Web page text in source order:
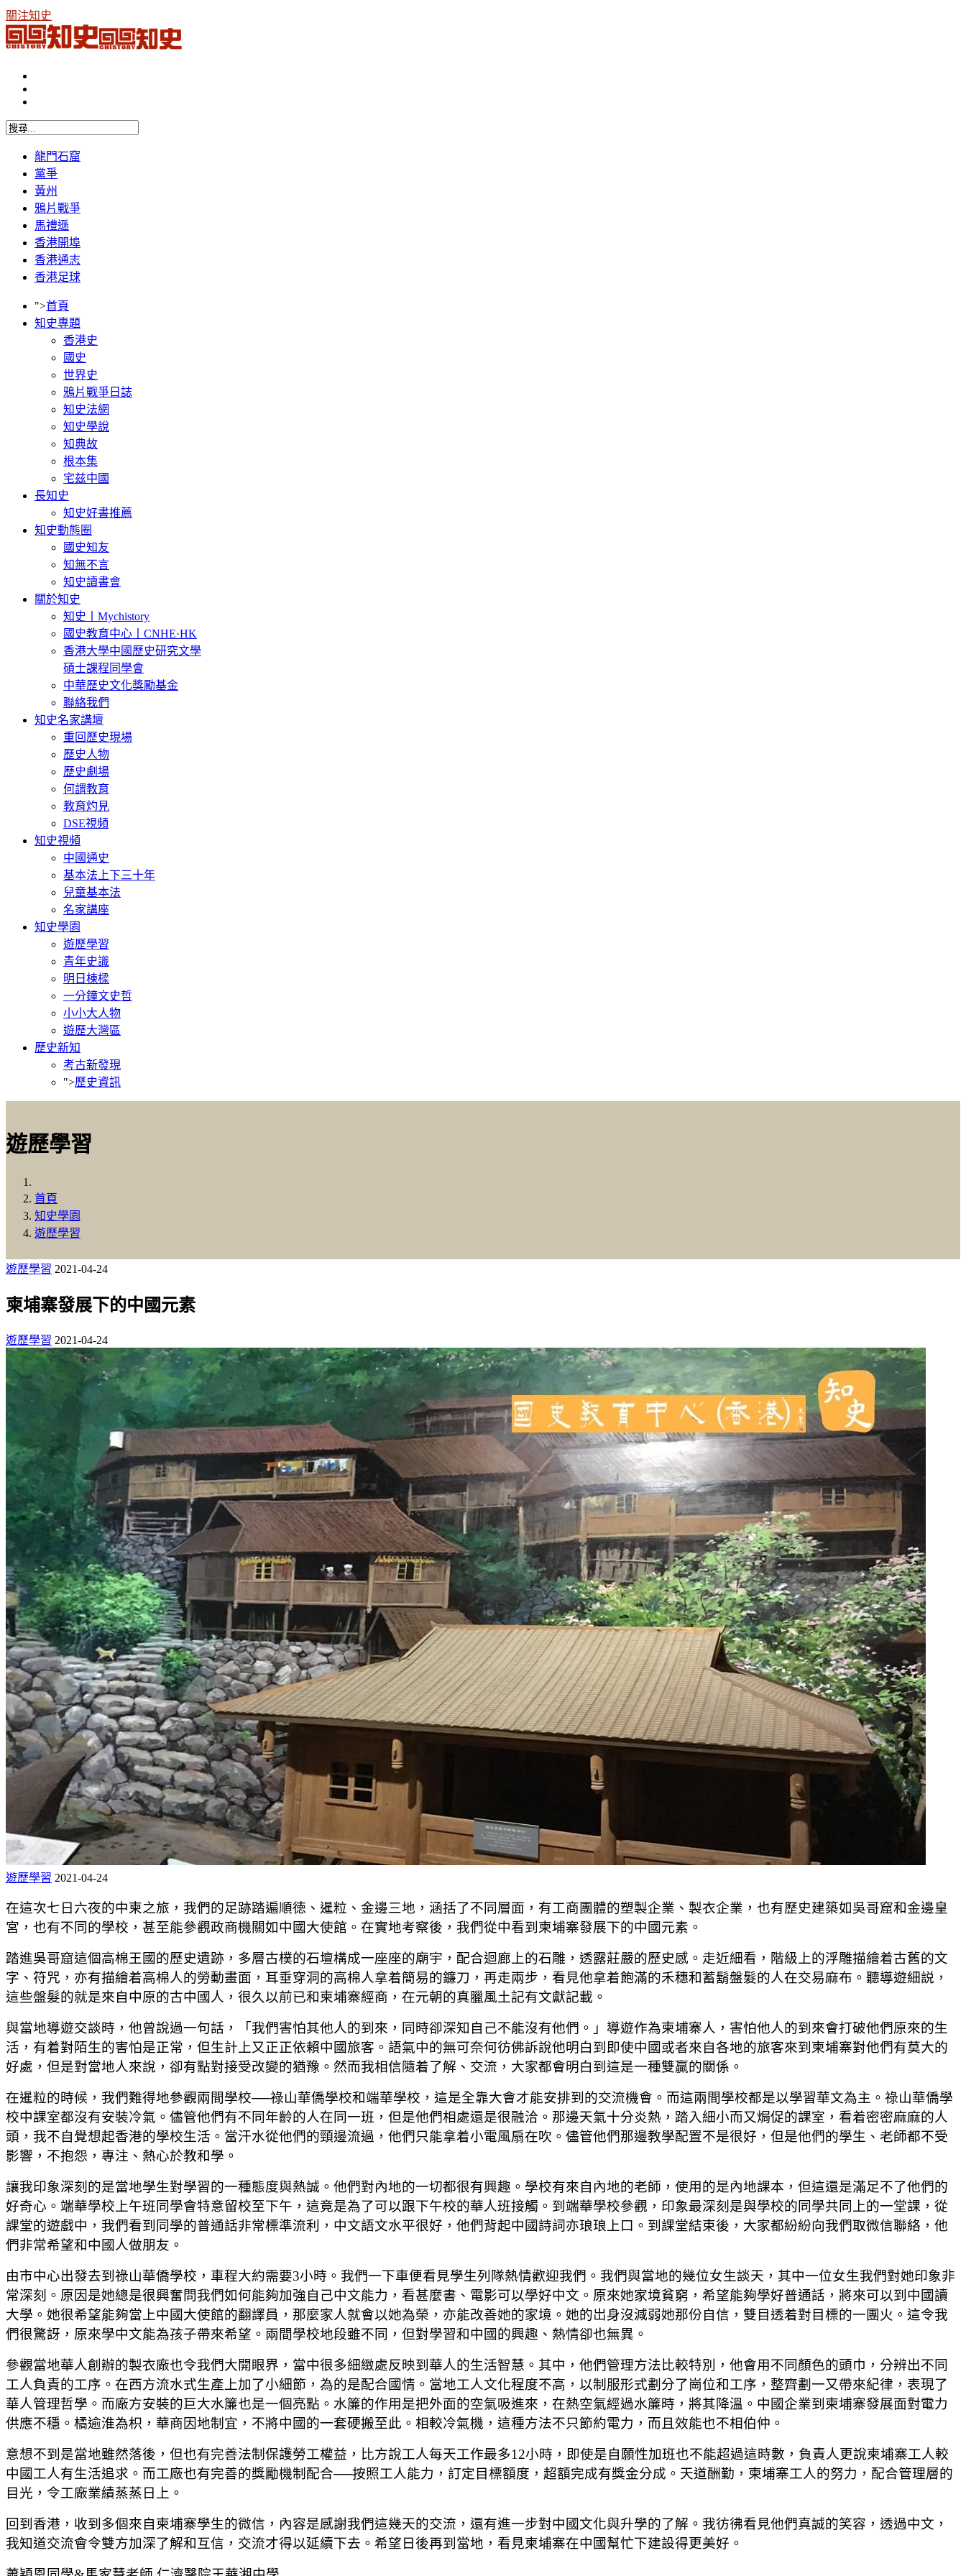
關注知史
龍門石窟
黨爭
黃州
鴉片戰爭
馬禮遜
香港開埠
香港通志
香港足球
">首頁
知史專題
香港史
國史
世界史
鴉片戰爭日誌
知史法網
知史學說
知典故
根本集
宅兹中國
長知史
知史好書推薦
知史動態圈
國史知友
知無不言
知史讀書會
關於知史
知史丨Mychistory
國史教育中心丨CNHE·HK
香港大學中國歷史研究文學
碩士課程同學會
中華歷史文化獎勵基金
聯絡我們
知史名家講壇
重回歷史現場
歷史人物
歷史劇場
何謂教育
教育灼見
DSE視頻
知史視頻
中國通史
基本法上下三十年
兒童基本法
名家講座
知史學園
遊歷學習
青年史識
明日棟樑
一分鐘文史哲
小小大人物
遊歷大灣區
歷史新知
考古新發現
">歷史資訊
遊歷學習
首頁
知史學園
遊歷學習
遊歷學習 2021-04-24
柬埔寨發展下的中國元素
遊歷學習 2021-04-24
遊歷學習 2021-04-24
在這次七日六夜的中柬之旅，我們的足跡踏遍順徳、暹粒、金邊三地，涵括了不同層面，有工商團體的塑製企業、製衣企業，也有歷史建築如吳哥窟和金邊皇
宮，也有不同的學校，甚至能參觀政商機關如中國大使館。在實地考察後，我們從中看到柬埔寨發展下的中國元素。
踏進吳哥窟這個高棉王國的歷史遺跡，多層古樸的石壇構成一座座的廟宇，配合迴廊上的石雕，透露莊嚴的歷史感。走近細看，階級上的浮雕描繪着古舊的文
字、符咒，亦有描繪着高棉人的勞動畫面，耳垂穿洞的高棉人拿着簡易的鐮刀，再走兩步，看見他拿着飽滿的禾穗和蓄鬍盤髮的人在交易麻布。聽導遊細説，
這些盤髮的就是來自中原的古中國人，很久以前已和柬埔寨經商，在元朝的真臘風土記有文獻記載。
與當地導遊交談時，他曾說過一句話，「我們害怕其他人的到來，同時卻深知自己不能沒有他們。」導遊作為柬埔寨人，害怕他人的到來會打破他們原來的生
活，有着對陌生的害怕是正常，但生計上又正正依賴中國旅客。語氣中的無可奈何彷佛訴說他明白到即使中國或者來自各地的旅客來到柬埔寨對他們有莫大的
好處，但是對當地人來說，卻有點對接受改變的猶豫。然而我相信隨着了解、交流，大家都會明白到這是一種雙贏的關係。
在暹粒的時候，我們難得地參觀兩間學校──祿山華僑學校和端華學校，這是全靠大會才能安排到的交流機會。而這兩間學校都是以學習華文為主。祿山華僑學
校中課室都沒有安裝冷氣。儘管他們有不同年齡的人在同一班，但是他們相處還是很融洽。那邊天氣十分炎熱，踏入細小而又焗促的課室，看着密密麻麻的人
頭，我不自覺想起香港的學校生活。當汗水從他們的頸邊流過，他們只能拿着小電風扇在吹。儘管他們那邊教學配置不是很好，但是他們的學生、老師都不受
影響，不抱怨，專注、熱心於教和學。
讓我印象深刻的是當地學生對學習的一種態度與熱誠。他們對內地的一切都很有興趣。學校有來自內地的老師，使用的是內地課本，但這還是滿足不了他們的
好奇心。端華學校上午班同學會特意留校至下午，這竟是為了可以跟下午校的華人班接觸。到端華學校參觀，印象最深刻是與學校的同學共同上的一堂課，從
課堂的遊戲中，我們看到同學的普通話非常標準流利，中文語文水平很好，他們背起中國詩詞亦琅琅上口。到課堂結束後，大家都紛紛向我們取微信聯絡，他
們非常希望和中國人做朋友。
由市中心出發去到祿山華僑學校，車程大約需要3小時。我們一下車便看見學生列隊熱情歡迎我們。我們與當地的幾位女生談天，其中一位女生我們對她印象非
常深刻。原因是她總是很興奮問我們如何能夠加強自己中文能力，看甚麼書、電影可以學好中文。原來她家境貧窮，希望能夠學好普通話，將來可以到中國讀
大學。她很希望能夠當上中國大使館的翻譯員，那麼家人就會以她為榮，亦能改善她的家境。她的岀身沒減弱她那份自信，雙目透着對目標的一團火。這令我
們很驚訝，原來學中文能為孩子帶來希望。兩間學校地段雖不同，但對學習和中國的興趣、熱情卻也無異。
參觀當地華人創辦的製衣廠也令我們大開眼界，當中很多細緻處反映到華人的生活智慧。其中，他們管理方法比較特別，他會用不同顏色的頭巾，分辨出不同
工人負責的工序。在西方流水式生產上加了小細節，為的是配合國情。當地工人文化程度不高，以制服形式劃分了崗位和工序，整齊劃一又帶來紀律，表現了
華人管理哲學。而廠方安裝的巨大水簾也是一個亮點。水簾的作用是把外面的空氣吸進來，在熱空氣經過水簾時，將其降溫。中國企業到柬埔寨發展面對電力
供應不穩。橘逾淮為枳，華商因地制宜，不將中國的一套硬搬至此。相較冷氣機，這種方法不只節約電力，而且效能也不相伯仲。
意想不到是當地雖然落後，但也有完善法制保護勞工權益，比方說工人每天工作最多12小時，即使是自願性加班也不能超過這時數，負責人更說柬埔寨工人較
中國工人有生活追求。而工廠也有完善的獎勵機制配合──按照工人能力，訂定目標額度，超額完成有獎金分成。天道酬勤，柬埔寨工人的努力，配合管理層的
目光，令工廠業績蒸蒸日上。
回到香港，收到多個來自柬埔寨學生的微信，內容是感謝我們這幾天的交流，還有進一步對中國文化與升學的了解。我彷彿看見他們真誠的笑容，透過中文，
我知道交流會令雙方加深了解和互信，交流才得以延續下去。希望日後再到當地，看見柬埔寨在中國幫忙下建設得更美好。